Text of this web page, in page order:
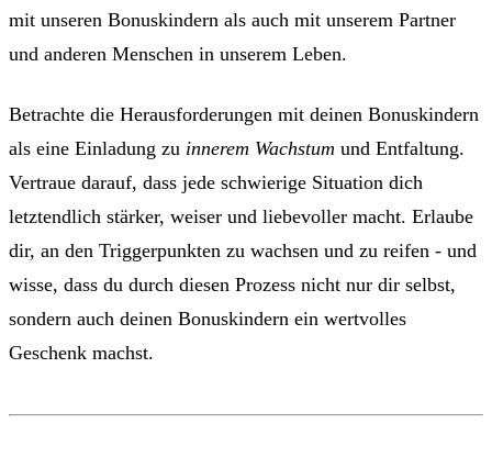
mit unseren Bonuskindern als auch mit unserem Partner
und anderen Menschen in unserem Leben.
Betrachte die Herausforderungen mit deinen Bonuskindern
als eine Einladung zu innerem Wachstum und Entfaltung.
Vertraue darauf, dass jede schwierige Situation dich
letztendlich stärker, weiser und liebevoller macht. Erlaube
dir, an den Triggerpunkten zu wachsen und zu reifen - und
wisse, dass du durch diesen Prozess nicht nur dir selbst,
sondern auch deinen Bonuskindern ein wertvolles
Geschenk machst.